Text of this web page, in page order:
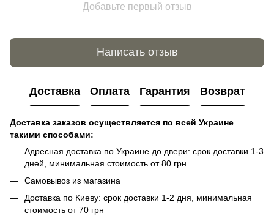
Добавьте первый отзыв
Написать отзыв
Доставка Оплата Гарантия Возврат
Доставка заказов осуществляется по всей Украине
такими способами:
Адресная доставка по Украине до двери: срок доставки 1-3
дней, минимальная стоимость от 80 грн.
Самовывоз из магазина
Доставка по Киеву: срок доставки 1-2 дня, минимальная
стоимость от 70 грн